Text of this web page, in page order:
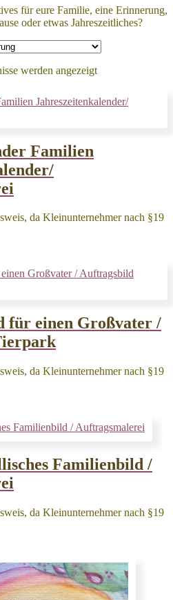
für eure Familie, eine Erinnerung,
oder etwas Jahreszeitliches?
werden angezeigt
Familien
da Kleinunternehmer nach §19
für einen Großvater /
da Kleinunternehmer nach §19
Familienbild /
da Kleinunternehmer nach §19